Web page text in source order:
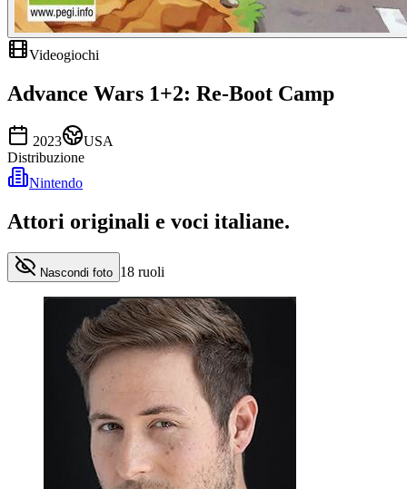
Videogiochi
Advance Wars 1+2: Re-Boot Camp
2023
USA
Distribuzione
Nintendo
Attori originali e voci italiane.
Nascondi foto 18 ruoli